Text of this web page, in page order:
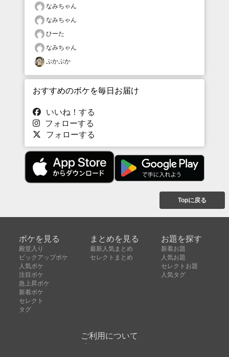
なみちゃん
なみちゃん
ひーた
なみちゃん
ぷかぷか
おすすめのボケを毎日お届け
いいね！する
フォローする
フォローする
Topに戻る
ボケを見る
殿堂入り
ピックアップボケ
人気ボケ
注目ボケ
急上昇ボケ
新着ボケ
セレクト
タグ
まとめを見る
最新人気まとめ
セレクトまとめ
お題を探す
新着お題
人気お題
セレクトお題
人気タグ
ご利用について
ボケてについて